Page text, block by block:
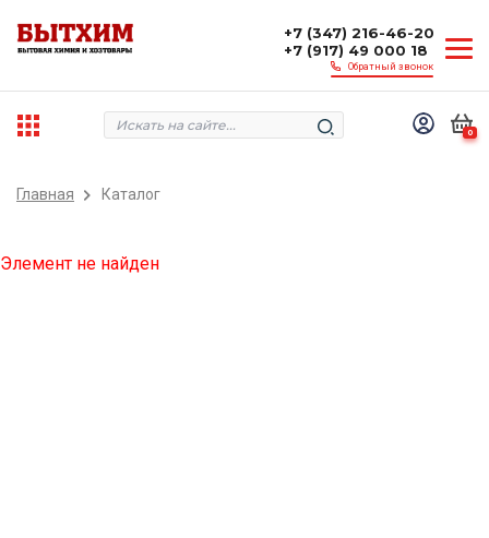
+7 (347) 216-46-20
+7 (917) 49 000 18
Обратный звонок
0
Главная Каталог
Элемент не найден